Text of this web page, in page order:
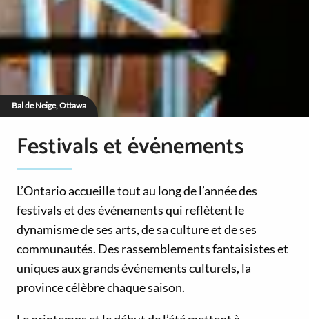
Bal de Neige, Ottawa
Festivals et événements
L’Ontario accueille tout au long de l’année des
festivals et des événements qui reflètent le
dynamisme de ses arts, de sa culture et de ses
communautés. Des rassemblements fantaisistes et
uniques aux grands événements culturels, la
province célèbre chaque saison.